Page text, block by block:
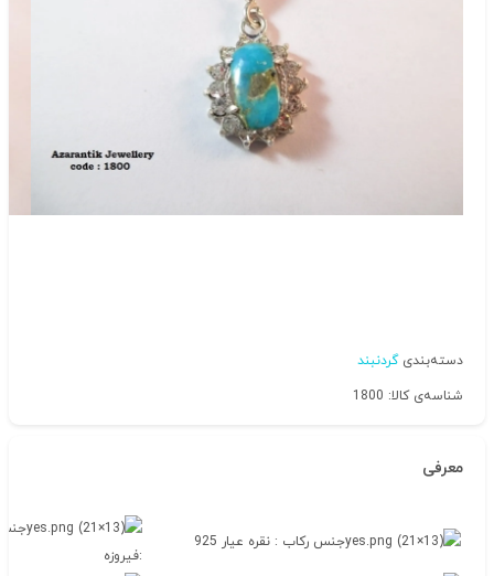
دسته‌بندی گردنبند
شناسه‌ی کالا: 1800
معرفی
جنس رکاب : نقره عیار 925
:فیروزه